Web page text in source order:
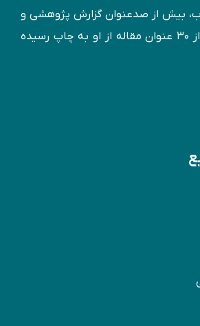
كتاب، بیش از صدعنوان گزارش پژوهشی و
کارشناسی و بيش از ۳۰ عنوان مقاله از او به چاپ رسيده